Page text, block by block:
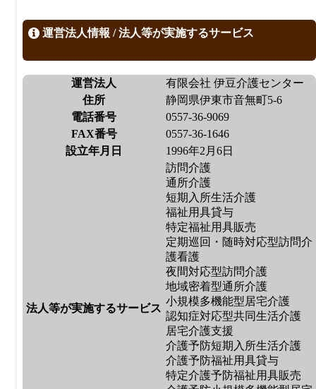
運営法人情報 / 法人等が実施するサービス
運営法人
有限会社 伊豆介護センター
住所
静岡県伊東市音無町5-6
電話番号
0557-36-9069
FAX番号
0557-36-1646
設立年月日
1996年2月6日
法人等が実施するサービス
訪問介護
通所介護
短期入所生活介護
福祉用具貸与
特定福祉用具販売
定期巡回・随時対応型訪問介
護看護
夜間対応型訪問介護
地域密着型通所介護
小規模多機能型居宅介護
認知症対応型共同生活介護
居宅介護支援
介護予防短期入所生活介護
介護予防福祉用具貸与
特定介護予防福祉用具販売